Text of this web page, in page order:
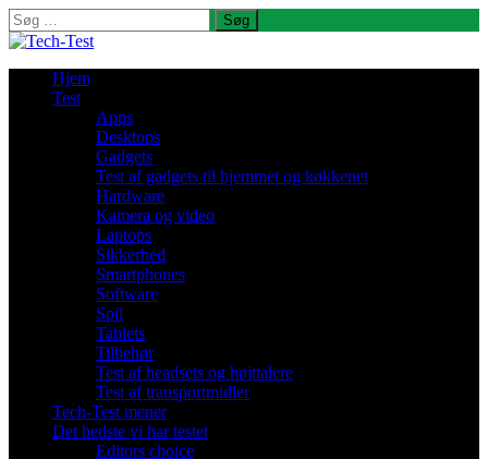
Søg
efter:
Hjem
Test
Apps
Desktops
Gadgets
Test af gadgets til hjemmet og køkkenet
Hardware
Kamera og video
Laptops
Sikkerhed
Smartphones
Software
Spil
Tablets
Tilbehør
Test af headsets og højttalere
Test af transportmidler
Tech-Test mener
Det bedste vi har testet
Editors choice